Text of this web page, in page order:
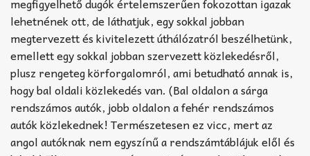
lehetnének ott, de láthatjuk, egy sokkal jobban
megtervezett és kivitelezett úthálózatról beszélhetünk,
emellett egy sokkal jobban szervezett közlekedésről,
plusz rengeteg körforgalomról, ami betudható annak is,
hogy bal oldali közlekedés van. (Bal oldalon a sárga
rendszámos autók, jobb oldalon a fehér rendszámos
autók közlekednek! Természetesen ez vicc, mert az
angol autóknak nem egyszínű a rendszámtáblájuk elől és